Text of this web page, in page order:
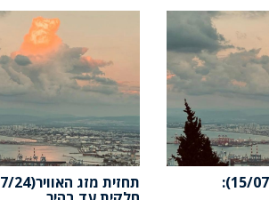
תחזית מזג האוויר(15/07/24):